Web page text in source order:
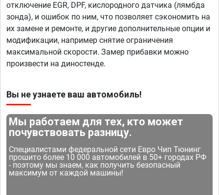
отключение EGR, DPF, кислородного датчика (лямбда
зонда), и ошибок по ним, что позволяет сэкономить на
их замене и ремонте, и другие дополнительные опции и
модификации, например снятие ограничения
максимальной скорости. Замер прибавки можно
произвести на диностенде.
Вы не узнаете ваш автомобиль!
Мы работаем для тех, кто может
почувствовать разницу.
Специалистами федеральной сети Евро Чип Тюнинг
прошито более 10 000 автомобилей в 50+ городах РФ
- поэтому мы знаем, как получить безопасный
максимум от каждой машины!